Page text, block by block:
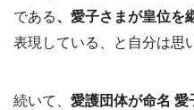
である、愛子さまが皇位を
表現している、と自分は思
続いて、 愛護団体が命名 愛